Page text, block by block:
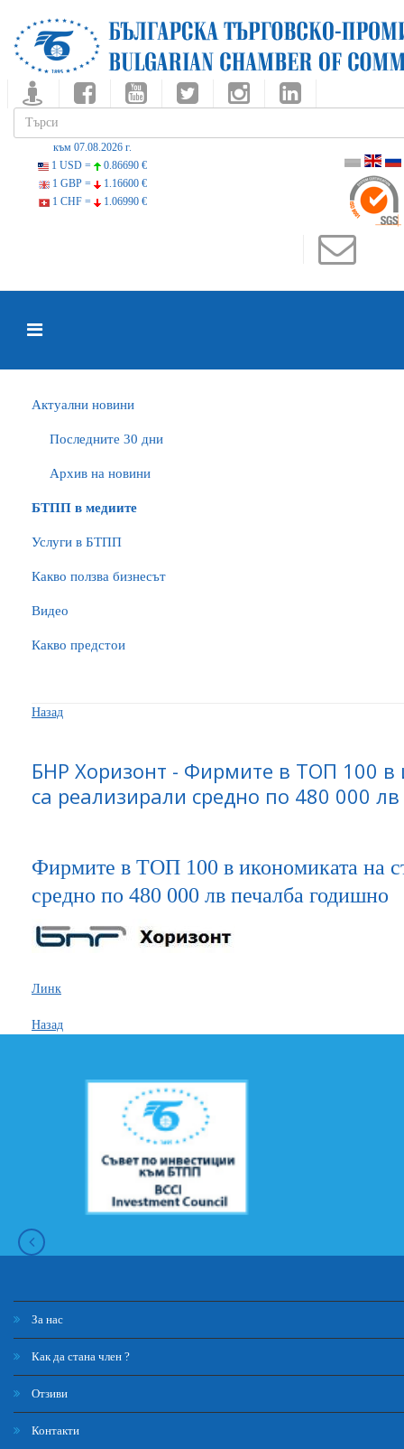
към 07.08.2026 г.
1 USD =
0.86690 €
1 GBP =
1.16600 €
1 CHF =
1.06990 €
Актуални новини
Последните 30 дни
Архив на новини
БTПП в медиите
Услуги в БТПП
Какво ползва бизнесът
Видео
Какво предстои
Назад
БНР Хоризонт - Фирмите в ТОП 100 в
са реализирали средно по 480 000
Фирмите в ТОП 100 в икономиката на
средно по 480 000 лв печалба годишно
Линк
Назад
За нас
Как да стана член ?
Отзиви
Контакти